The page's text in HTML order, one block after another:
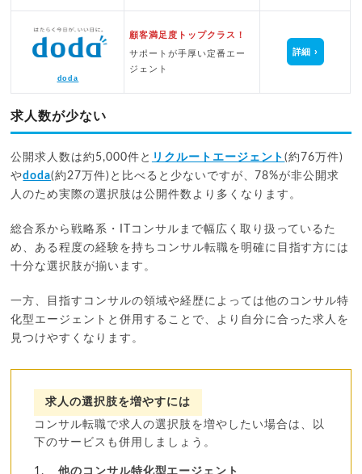
doda
顧客満足度トップクラス！
サポートが手厚い定番エー
ジェント
詳細
求人数が少ない
公開求人数は約5,000件と リクルートエージェント(約76万件)
やdoda(約27万件)と比べると少ないですが、78%が非公開求
人のため実際の選択肢は公開件数より多くなります。
総合系から戦略系・ITコンサルまで幅広く取り扱っているた
め、ある程度の経験を持ちコンサル転職を明確に目指す方には
十分な選択肢が揃います。
一方、目指すコンサルの領域や経歴によっては他のコンサル特
化型エージェントと併用することで、より自分に合った求人を
見つけやすくなります。
求人の選択肢を増やすには
コンサル転職で求人の選択肢を増やしたい場合は、以
下のサービスも併用しましょう。
他のコンサル特化型エージェント